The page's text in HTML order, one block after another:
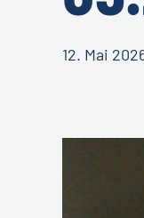
12. Mai